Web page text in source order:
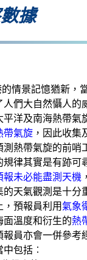
據
的情景記憶猶新，
們大自然懾人的
洋及南海熱帶氣
帶氣旋 ，因此收集
熱帶氣旋的前哨
律其實是有跡可
報未必能盡測天機
天氣觀測是十分
，預報員利用氣象
面溫度和衍生的熱
員亦會一併參考
包括︰